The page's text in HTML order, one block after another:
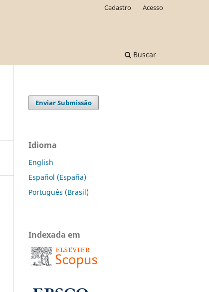
Buscar
Cadastro Acesso
Enviar Submissão
Idioma
English
Español (España)
Português (Brasil)
Indexada em